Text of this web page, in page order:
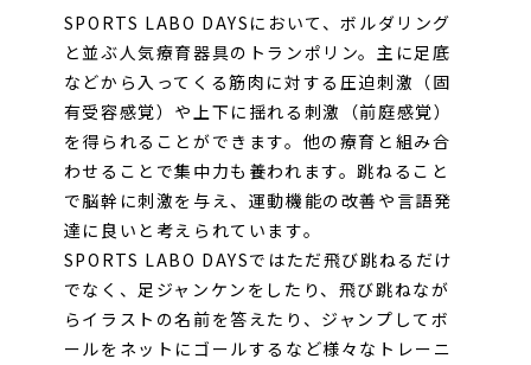
SPORTS LABO DAYSにおいて、ボルダリング
と並ぶ人気療育器具のトランポリン。主に足底
などから入ってくる筋肉に対する圧迫刺激（固
有受容感覚）や上下に揺れる刺激（前庭感覚）
を得られることができます。他の療育と組み合
わせることで集中力も養われます。跳ねること
で脳幹に刺激を与え、運動機能の改善や言語発
達に良いと考えられています。
SPORTS LABO DAYSではただ飛び跳ねるだけ
でなく、足ジャンケンをしたり、飛び跳ねなが
らイラストの名前を答えたり、ジャンプしてボ
ールをネットにゴールするなど様々なトレーニ